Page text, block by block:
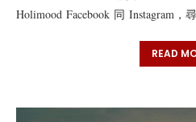
Holimood Facebook 同 Instagram，
READ